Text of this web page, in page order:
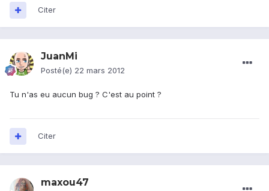
Citer
JuanMi
Posté(e) 22 mars 2012
Tu n'as eu aucun bug ? C'est au point ?
Citer
maxou47